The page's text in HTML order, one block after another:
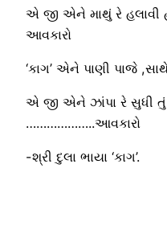
એ જી એને માથું રે
આવકારો
‘કાગ’ એને પાણી પાજે
એ જી એને ઝાંપા રે સુધી
………………..આવકારો
-શ્રી દુલા ભાયા ‘કાગ’.